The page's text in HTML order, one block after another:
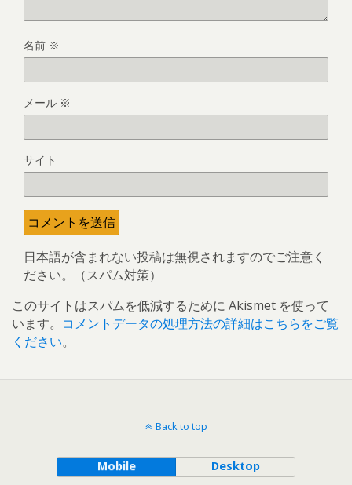
名前 ※
メール ※
サイト
日本語が含まれない投稿は無視されますのでご注意く
ださい。（スパム対策）
このサイトはスパムを低減するために Akismet を使って
います。 コメントデータの処理方法の詳細はこちらをご覧
ください。
Back to top
Mobile Desktop